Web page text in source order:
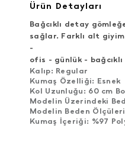
Ürün Detayları
Bağcıklı detay
sağlar. Farklı alt
-
ofis - günlük -
Kalıp: Regular
Kumaş Özelliği: Esnek
Kol Uzunluğu: 60 cm
Modelin Üzerindeki
Modelin Beden
Kumaş İçeriği: %97